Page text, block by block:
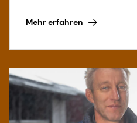
Mehr erfahren